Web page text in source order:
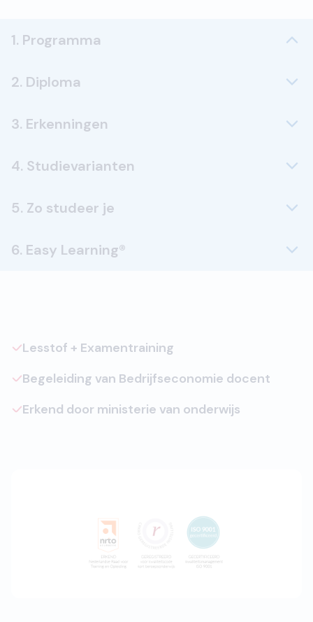
1. Programma
2. Diploma
3. Erkenningen
4. Studievarianten
5. Zo studeer je
6. Easy Learning®
Lesstof + Examentraining
Begeleiding van Bedrijfseconomie docent
Erkend door ministerie van onderwijs